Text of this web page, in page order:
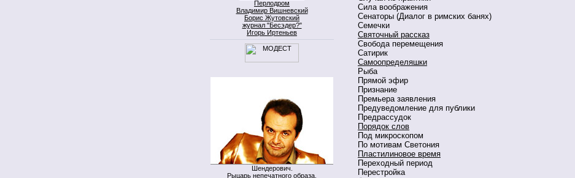
Перлодром
Владимир Вишневский
Борис Жутовский
журнал "Бесэдер?"
Игорь Иртеньев
Шендерович.
Рыцарь непечатного образа.
Сила воображения
Сенаторы (Диалог в римских банях)
Семечки
Святочный рассказ
Свобода перемещения
Сатирик
Самоопределяшки
Рыба
Прямой эфир
Признание
Премьера заявления
Предуведомление для публики
Предрассудок
Порядок слов
Под микроскопом
По мотивам Светония
Пластилиновое время
Переходный период
Перестройка